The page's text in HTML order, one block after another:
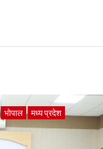
भोपाल
मध्य प्रदेश